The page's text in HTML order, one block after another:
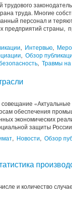
труда. Многие
персонал и
предприятий страны,
, Интервью,
, Обзор
, Травмы
совещание
обеспечения
экономических
защиты
, Новости, Обзор
и количество